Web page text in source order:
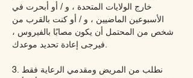
خارج الولايات المتحدة ، و / أو أبحرت في
الأسبوعين الماضيين ، و / أو كنت بالقرب من
شخص من المحتمل أن يكون مصابًا بالفيروس ،
فيرجى إعادة تحديد موعدك.
3. نطلب من المريض ومقدمي الرعاية فقط